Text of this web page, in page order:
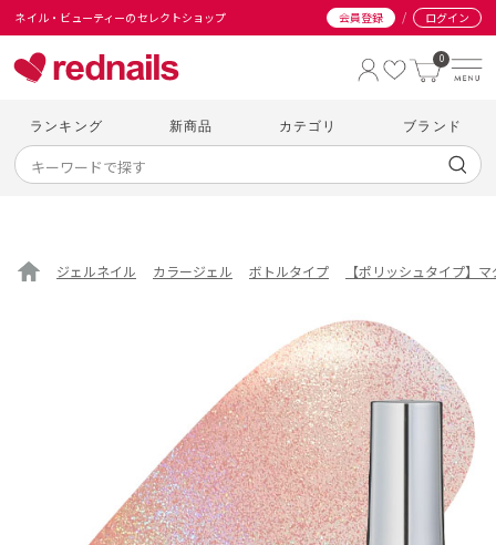
ネイル・ビューティーのセレクトショップ 会員登録 / ログイン
0
ランキング 新商品 カテゴリ ブランド
ジェルネイル カラージェル ボトルタイプ 【ポリッシュタイプ】